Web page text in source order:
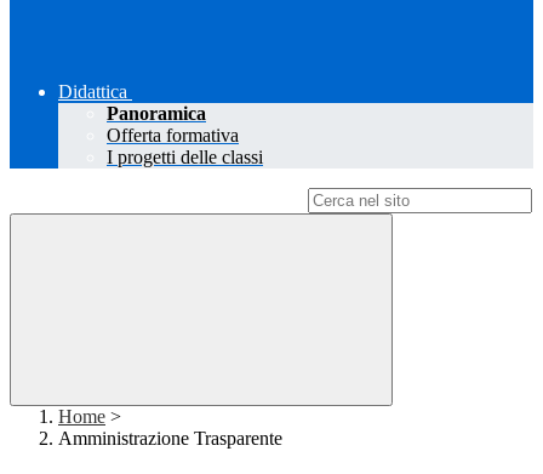
Didattica
Panoramica
Offerta formativa
I progetti delle classi
Home >
Amministrazione Trasparente